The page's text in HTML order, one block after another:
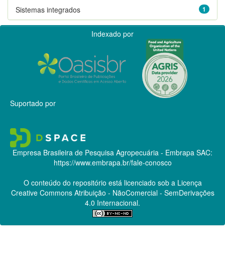
1
Sistemas integrados
Indexado por
Suportado por
Empresa Brasileira de Pesquisa Agropecuária - Embrapa SAC:
https://www.embrapa.br/fale-conosco
O conteúdo do repositório está licenciado sob a Licença
Creative CommonsAtribuição - NãoComercial - SemDerivações
4.0 Internacional.